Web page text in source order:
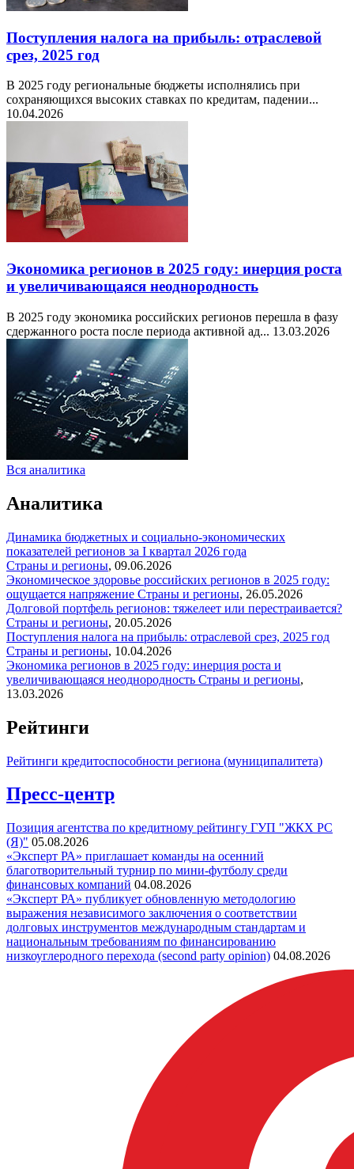
Поступления налога на прибыль: отраслевой
срез, 2025 год
В 2025 году региональные бюджеты исполнялись при
сохраняющихся высоких ставках по кредитам, падении...
10.04.2026
Экономика регионов в 2025 году: инерция роста
и увеличивающаяся неоднородность
В 2025 году экономика российских регионов перешла в фазу
сдержанного роста после периода активной ад... 13.03.2026
Вся аналитика
Аналитика
Динамика бюджетных и социально-экономических
показателей регионов за I квартал 2026 года
Страны и регионы, 09.06.2026
Экономическое здоровье российских регионов в 2025 году:
ощущается напряжение Страны и регионы, 26.05.2026
Долговой портфель регионов: тяжелеет или перестраивается?
Страны и регионы, 20.05.2026
Поступления налога на прибыль: отраслевой срез, 2025 год
Страны и регионы, 10.04.2026
Экономика регионов в 2025 году: инерция роста и
увеличивающаяся неоднородность Страны и регионы,
13.03.2026
Рейтинги
Рейтинги кредитоспособности региона (муниципалитета)
Пресс-центр
Позиция агентства по кредитному рейтингу ГУП "ЖКХ РС
(Я)" 05.08.2026
«Эксперт РА» приглашает команды на осенний
благотворительный турнир по мини-футболу среди
финансовых компаний 04.08.2026
«Эксперт РА» публикует обновленную методологию
выражения независимого заключения о соответствии
долговых инструментов международным стандартам и
национальным требованиям по финансированию
низкоуглеродного перехода (second party opinion) 04.08.2026